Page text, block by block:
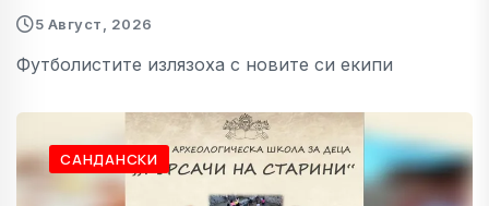
5 Август, 2026
Футболистите излязоха с новите си екипи
САНДАНСКИ